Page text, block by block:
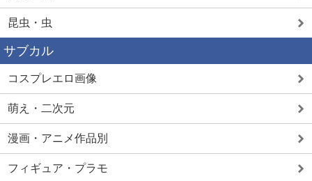
昆虫・虫
サブカル
コスプレエロ画像
萌え・二次元
漫画・アニメ作品別
フィギュア・プラモ